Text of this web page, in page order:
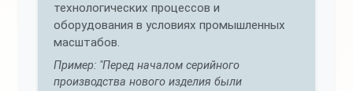
технологических процессов и
оборудования в условиях промышленных
масштабов.
Пример: "Перед началом серийного
производства нового изделия были